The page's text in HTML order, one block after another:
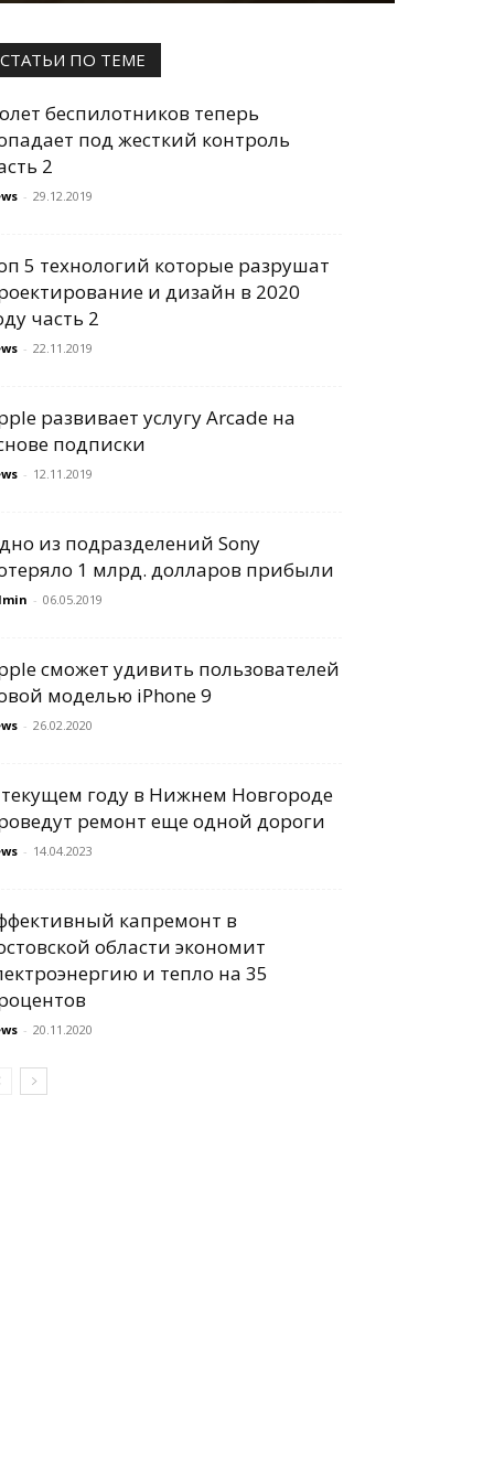
СТАТЬИ ПО ТЕМЕ
беспилотников теперь
под жесткий контроль
2
- 29.12.2019
5 технологий которые разрушат
и дизайн в 2020
часть 2
- 22.11.2019
развивает услугу Arcade на
подписки
- 12.11.2019
из подразделений Sony
1 млрд. долларов прибыли
- 06.05.2019
сможет удивить пользователей
моделью iPhone 9
- 26.02.2020
году в Нижнем Новгороде
ремонт еще одной дороги
- 14.04.2023
капремонт в
области экономит
и тепло на 35
- 20.11.2020